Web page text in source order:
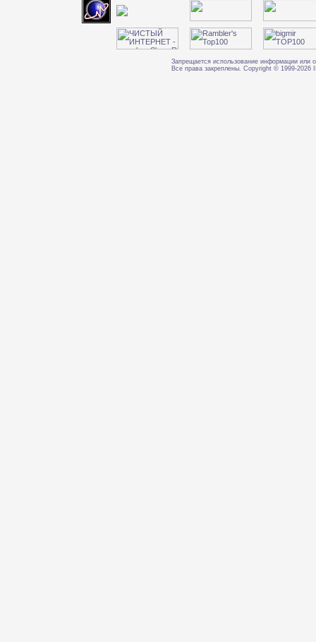
Запрещается использование информации или
Все права закреплены. Copyright © 1999-